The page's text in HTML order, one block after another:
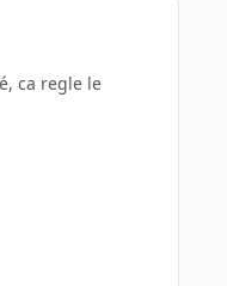
ca regle le